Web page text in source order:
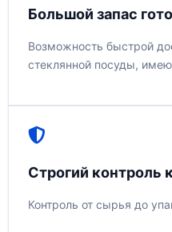
Большой запас
Возможность быстрой
стеклянной посуды,
Строгий контроль
Контроль от сырья до